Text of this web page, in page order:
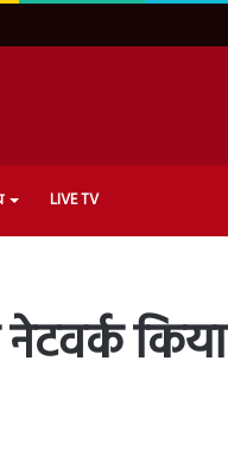
LIVE TV
किया